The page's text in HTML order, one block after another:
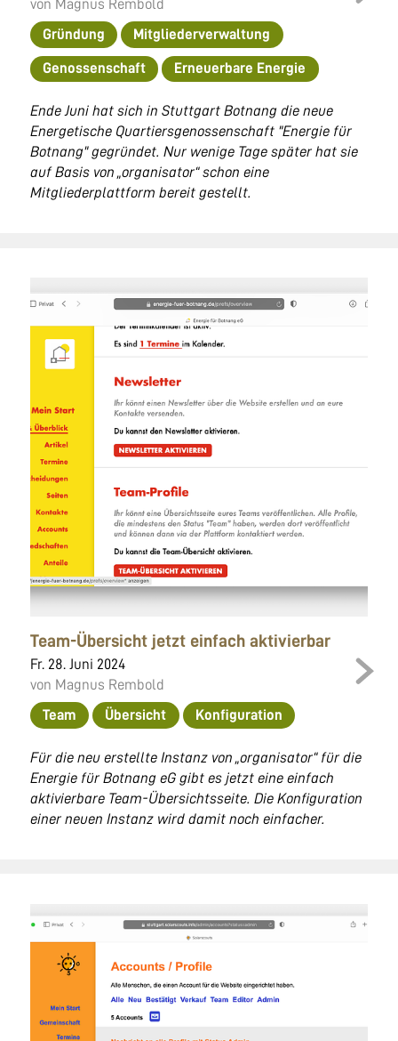
von Magnus Rembold
Gründung
Mitgliederverwaltung
Genossenschaft Erneuerbare Energie
Ende Juni hat sich in Stuttgart Botnang die neue
Energetische Quartiersgenossenschaft "Energie für
Botnang" gegründet. Nur wenige Tage später hat sie
auf Basis von „organisator“ schon eine
Mitgliederplattform bereit gestellt.
Team-Übersicht jetzt einfach aktivierbar
Fr. 28. Juni 2024
von Magnus Rembold
Team
Übersicht Konfiguration
Für die neu erstellte Instanz von „organisator“ für die
Energie für Botnang eG gibt es jetzt eine einfach
aktivierbare Team-Übersichtsseite. Die Konfiguration
einer neuen Instanz wird damit noch einfacher.